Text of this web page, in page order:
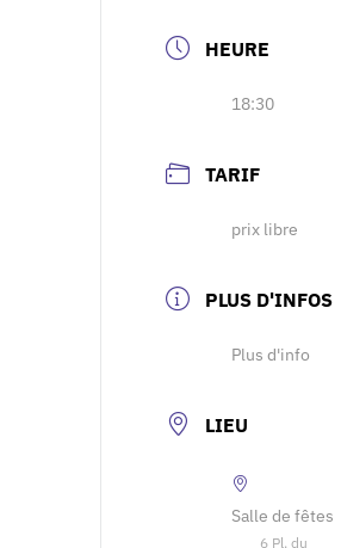
HEURE
18:30
TARIF
prix libre
PLUS D'INFOS
Plus d'info
LIEU
Salle de fêtes
6 Pl. du